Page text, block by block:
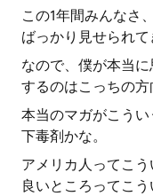
この1年間みんなさ
ばっかり見せられて
なので、僕が本当
するのはこっちの方
本当のマガがこう
下毒剤かな。
アメリカ人ってこ
良いところってこう